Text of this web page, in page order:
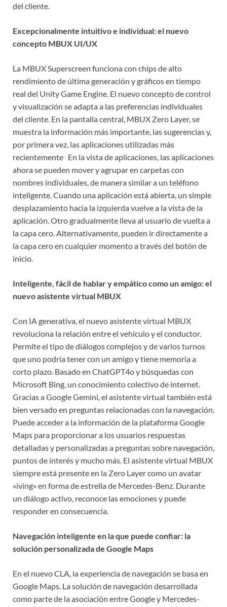
del cliente.
Excepcionalmente intuitivo e individual: el nuevo
concepto MBUX UI/UX
La MBUX Superscreen funciona con chips de alto
rendimiento de última generación y gráficos en tiempo
real del Unity Game Engine. El nuevo concepto de control
y visualización se adapta a las preferencias individuales
del cliente. En la pantalla central, MBUX Zero Layer, se
muestra la información más importante, las sugerencias y,
por primera vez, las aplicaciones utilizadas más
recientemente En la vista de aplicaciones, las aplicaciones
ahora se pueden mover y agrupar en carpetas con
nombres individuales, de manera similar a un teléfono
inteligente. Cuando una aplicación está abierta, un simple
desplazamiento hacia la izquierda vuelve a la vista de la
aplicación. Otro gradualmente lleva al usuario de vuelta a
la capa cero. Alternativamente, pueden ir directamente a
la capa cero en cualquier momento a través del botón de
inicio.
Inteligente, fácil de hablar y empático como un amigo: el
nuevo asistente virtual MBUX
Con IA generativa, el nuevo asistente virtual MBUX
revoluciona la relación entre el vehículo y el conductor.
Permite el tipo de diálogos complejos y de varios turnos
que uno podría tener con un amigo y tiene memoria a
corto plazo. Basado en ChatGPT4o y búsquedas con
Microsoft Bing, un conocimiento colectivo de internet.
Gracias a Google Gemini, el asistente virtual también está
bien versado en preguntas relacionadas con la navegación.
Puede acceder a la información de la plataforma Google
Maps para proporcionar a los usuarios respuestas
detalladas y personalizadas a preguntas sobre navegación,
puntos de interés y mucho más. El asistente virtual MBUX
siempre está presente en la Zero Layer como un avatar
«iving» en forma de estrella de Mercedes-Benz. Durante
un diálogo activo, reconoce las emociones y puede
responder en consecuencia.
Navegación inteligente en la que puede confiar: la
solución personalizada de Google Maps
En el nuevo CLA, la experiencia de navegación se basa en
Google Maps. La solución de navegación desarrollada
como parte de la asociación entre Google y Mercedes-